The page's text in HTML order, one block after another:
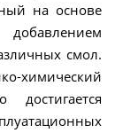
на основе
смол.
химический